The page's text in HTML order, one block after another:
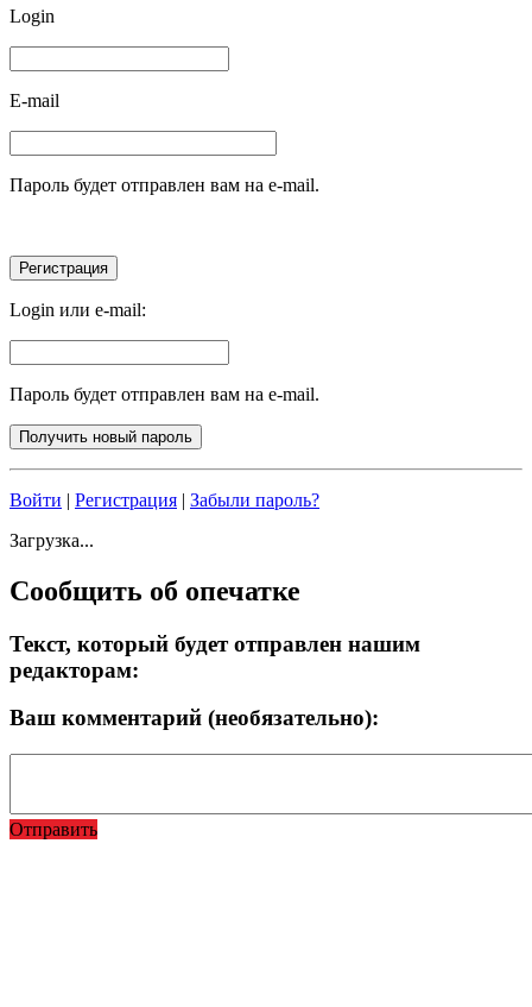
Login
E-mail
Пароль будет отправлен вам на e-mail.
Login или e-mail:
Пароль будет отправлен вам на e-mail.
Войти | Регистрация | Забыли пароль?
Загрузка...
Сообщить об опечатке
Текст, который будет отправлен нашим
редакторам:
Ваш комментарий (необязательно):
Отправить